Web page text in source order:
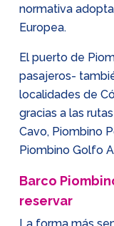
normativa
Europea.
El puerto de
pasajeros-
localidades de
gracias a las
Cavo, Piombino
Piombino Golfo
Barco
reservar